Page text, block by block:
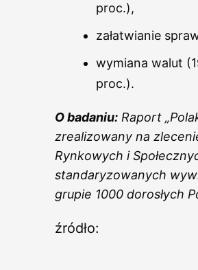
proc.),
załatwianie
wymiana walut
proc.).
O badaniu:Raport
zrealizowany na
Rynkowych i
standaryzowanych
grupie 1000 dorosłych
źródło: